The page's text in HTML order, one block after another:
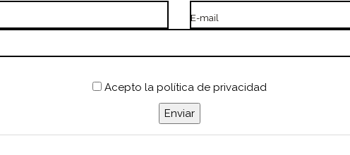
E-mail
Acepto la política de privacidad